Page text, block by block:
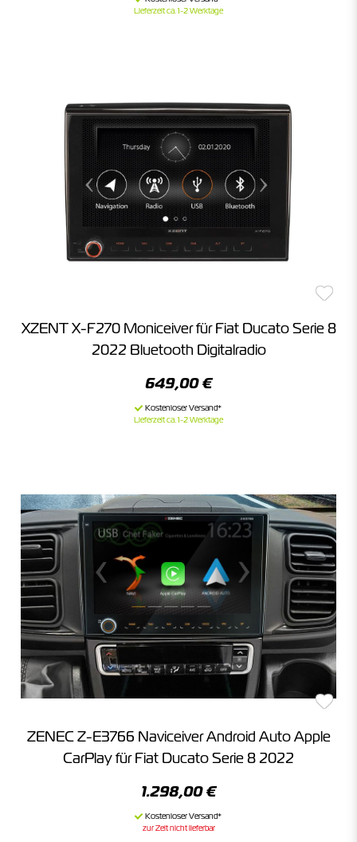
Lieferzeit ca. 1-2 Werktage
XZENT X-F270 Moniceiver für Fiat Ducato Serie 8
2022 Bluetooth Digitalradio
649,00 €
Lieferzeit ca. 1-2 Werktage
ZENEC Z-E3766 Naviceiver Android Auto Apple
CarPlay für Fiat Ducato Serie 8 2022
1.298,00 €
zur Zeit nicht lieferbar